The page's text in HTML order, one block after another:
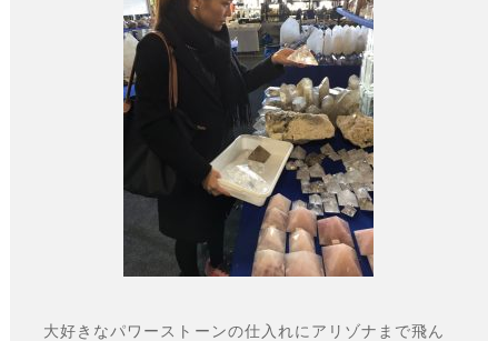
大好きなパワーストーンの仕入れにアリゾナまで飛ん